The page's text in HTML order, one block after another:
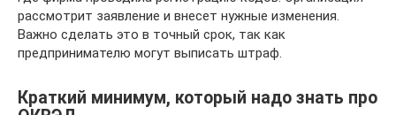
рассмотрит заявление и внесет нужные изменения.
Важно сделать это в точный срок, так как
предпринимателю могут выписать штраф.
Краткий минимум, который надо знать про